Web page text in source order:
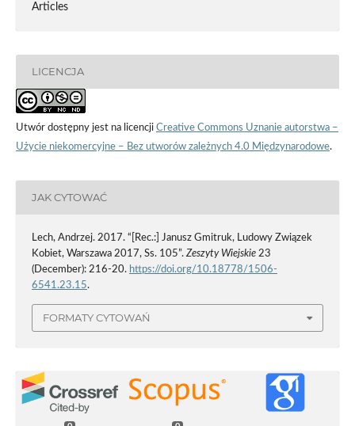
Articles
LICENCJA
Utwór dostępny jest na licencji Creative Commons Uznanie autorstwa –
Użycie niekomercyjne – Bez utworów zależnych 4.0 Międzynarodowe.
JAK CYTOWAĆ
Lech, Andrzej. 2017. “[Rec.:] Janusz Gmitruk, Ludowy Związek
Kobiet, Warszawa 2017, Ss. 105”. Zeszyty Wiejskie23
(December): 216-20. https://doi.org/10.18778/1506-
6541.23.15.
FORMATY CYTOWAŃ